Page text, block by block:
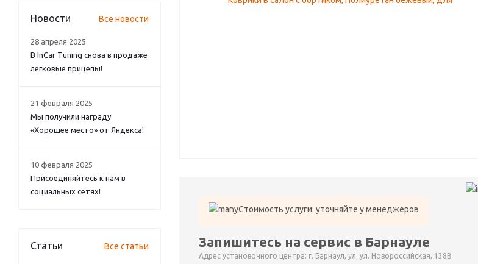
Стоимость услуги: уточняйте у менеджеров
Запишитесь на сервис в Барнауле
Адрес установочного центра: г. Барнаул, ул. ул. Новороссийская, 138В
Новости Все новости
28 апреля 2025
В InCar Tuning снова в продаже
легковые прицепы!
21 февраля 2025
Мы получили награду
«Хорошее место» от Яндекса!
10 февраля 2025
Присоединяйтесь к нам в
социальных сетях!
Статьи Все статьи